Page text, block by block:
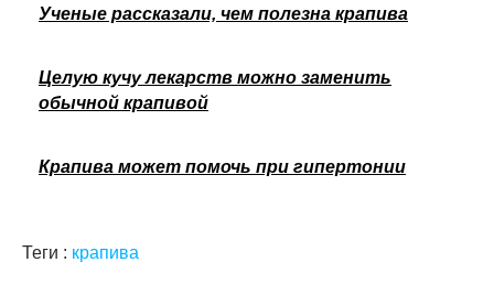
Ученые рассказали, чем полезна крапива
Целую кучу лекарств можно заменить
обычной крапивой
Крапива может помочь при гипертонии
Теги : крапива